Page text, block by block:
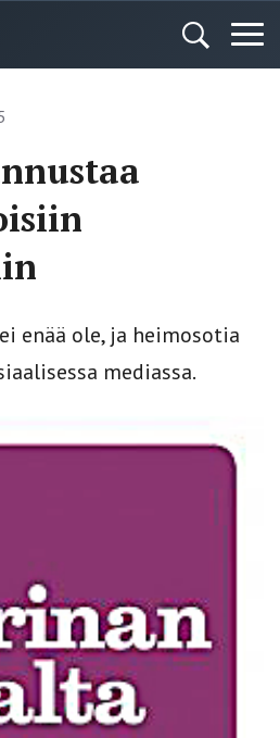
enää ole, ja heimosotia
mediassa.